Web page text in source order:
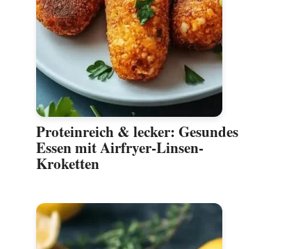
Proteinreich & lecker: Gesundes
Essen mit Airfryer-Linsen-
Kroketten